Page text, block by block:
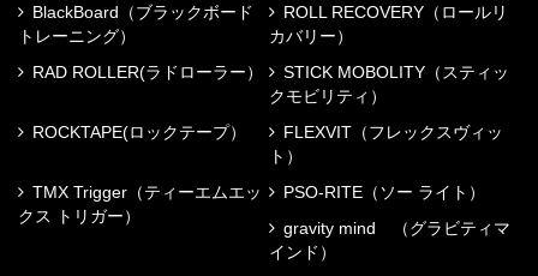
BlackBoard（ブラックボード
トレーニング）
ROLL RECOVERY（ロールリ
カバリー）
RAD ROLLER(ラドローラー）
STICK MOBOLITY（スティッ
クモビリティ）
ROCKTAPE(ロックテープ）
FLEXVIT（フレックスヴィッ
ト）
TMX Trigger（ティーエムエッ
クス トリガー）
PSO-RITE（ソー ライト）
gravity mind （グラビティマ
インド）